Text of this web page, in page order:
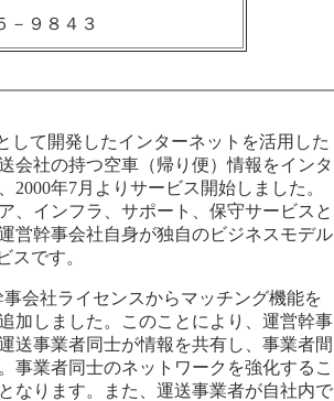
－９８４３
して開発したインターネットを活用した
会社の持つ空車（帰り便）情報をインタ
年7月よりサービス開始しました。
、インフラ、サポート、保守サービスと
営幹事会社自身が独自のビジネスモデル
スです。
事会社ライセンスからマッチング機能を
加しました。このことにより、運営幹事
送事業者同士が情報を共有し、事業者間
事業者同士のネットワークを強化するこ
なります。また、運送事業者が自社内で